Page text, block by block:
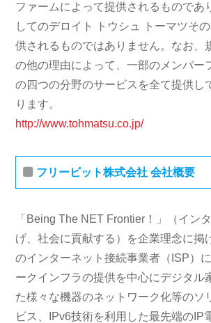
ファームによって提供されるものであ
してのデロイト トウシュ トーマツそ
供されるものではありません。なお、
の他の理由によって、一部のメンバー
の四つの分野のサービスを全て提供し
ります。
http://www.tohmatsu.co.jp/
フリービット株式会社 会社概要
「Being The NET Frontier！」（イン
げ、社会に貢献する）を企業理念に掲
のインターネット接続事業者（ISP）
ークインフラの提供を中心にデジタル
た様々な機器のネットワーク化等のソ
ビス、IPv6技術を利用した最先端のIP